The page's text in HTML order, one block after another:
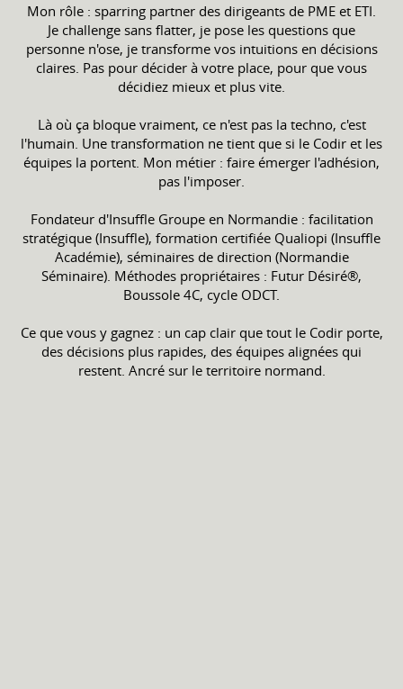
Mon rôle : sparring partner des dirigeants de PME et ETI.
Je challenge sans flatter, je pose les questions que
personne n'ose, je transforme vos intuitions en décisions
claires. Pas pour décider à votre place, pour que vous
décidiez mieux et plus vite.
Là où ça bloque vraiment, ce n'est pas la techno, c'est
l'humain. Une transformation ne tient que si le Codir et les
équipes la portent. Mon métier : faire émerger l'adhésion,
pas l'imposer.
Fondateur d'Insuffle Groupe en Normandie : facilitation
stratégique (Insuffle), formation certifiée Qualiopi (Insuffle
Académie), séminaires de direction (Normandie
Séminaire). Méthodes propriétaires : Futur Désiré®,
Boussole 4C, cycle ODCT.
Ce que vous y gagnez : un cap clair que tout le Codir porte,
des décisions plus rapides, des équipes alignées qui
restent. Ancré sur le territoire normand.